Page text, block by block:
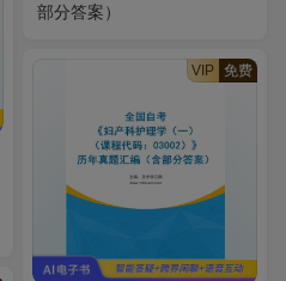
部分答案）
VIP 免费